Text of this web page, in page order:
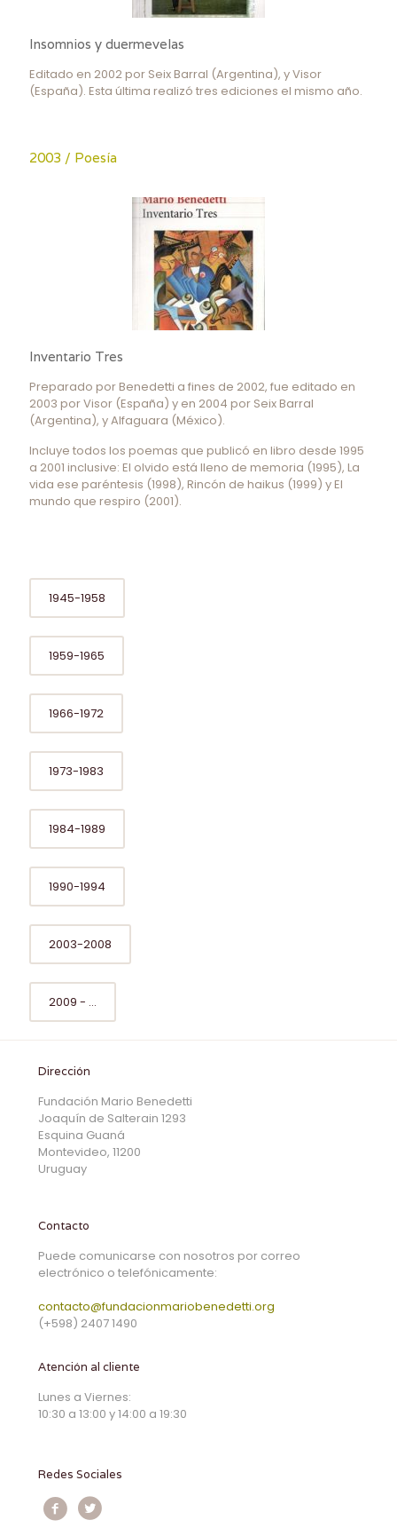
Insomnios y duermevelas
Editado en 2002 por Seix Barral (Argentina), y Visor
(España). Esta última realizó tres ediciones el mismo año.
2003 / Poesía
Inventario Tres
Preparado por Benedetti a fines de 2002, fue editado en
2003 por Visor (España) y en 2004 por Seix Barral
(Argentina), y Alfaguara (México).
Incluye todos los poemas que publicó en libro desde 1995
a 2001 inclusive: El olvido está lleno de memoria (1995), La
vida ese paréntesis (1998), Rincón de haikus (1999) y El
mundo que respiro (2001).
1945-1958
1959-1965
1966-1972
1973-1983
1984-1989
1990-1994
2003-2008
2009 - ...
Dirección
Fundación Mario Benedetti
Joaquín de Salterain 1293
Esquina Guaná
Montevideo, 11200
Uruguay
Contacto
Puede comunicarse con nosotros por correo
electrónico o telefónicamente:
contacto@fundacionmariobenedetti.org
(+598) 2407 1490
Atención al cliente
Lunes a Viernes:
10:30 a 13:00 y 14:00 a 19:30
Redes Sociales